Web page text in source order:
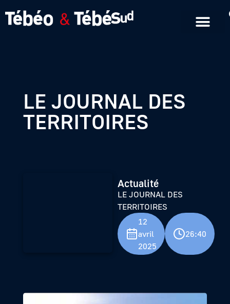
LE JOURNAL DES
TERRITOIRES
Actualité
LE JOURNAL DES
TERRITOIRES
12
avril
2025
26:40